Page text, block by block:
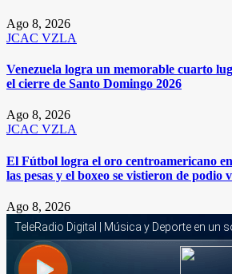
Ago 8, 2026
JCAC VZLA
Venezuela logra un memorable cuarto
el cierre de Santo Domingo 2026
Ago 8, 2026
JCAC VZLA
El Fútbol logra el oro centroamericano
las pesas y el boxeo se vistieron de podio
Ago 8, 2026